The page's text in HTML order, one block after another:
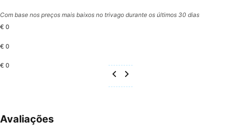
Com base nos preços mais baixos no trivago durante os últimos 30 dias
€ 0
€ 0
€ 0
Avaliações